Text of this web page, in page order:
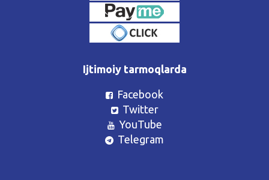
Ijtimoiy tarmoqlarda
Facebook
Twitter
YouTube
Telegram